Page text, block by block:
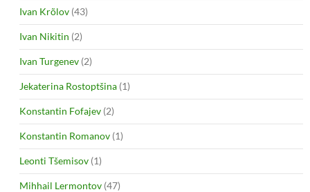
Ivan Krõlov (43)
Ivan Nikitin (2)
Ivan Turgenev (2)
Jekaterina Rostoptšina (1)
Konstantin Fofajev (2)
Konstantin Romanov (1)
Leonti Tšemisov (1)
Mihhail Lermontov (47)